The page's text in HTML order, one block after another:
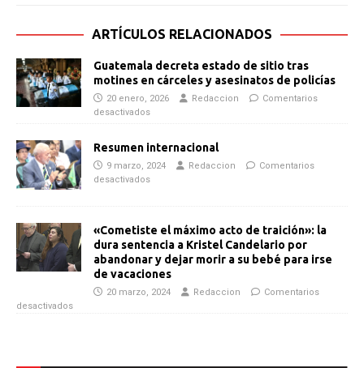
ARTÍCULOS RELACIONADOS
Guatemala decreta estado de sitio tras
motines en cárceles y asesinatos de policías
20 enero, 2026 Redaccion
Comentarios
desactivados
Resumen internacional
9 marzo, 2024 Redaccion
Comentarios
desactivados
«Cometiste el máximo acto de traición»: la
dura sentencia a Kristel Candelario por
abandonar y dejar morir a su bebé para irse
de vacaciones
20 marzo, 2024 Redaccion
Comentarios
desactivados